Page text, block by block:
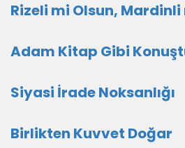
Rizeli mi Olsun, Mardinli
Adam Kitap Gibi
Siyasi İrade Noksanlığı
Birlikten Kuvvet Doğar